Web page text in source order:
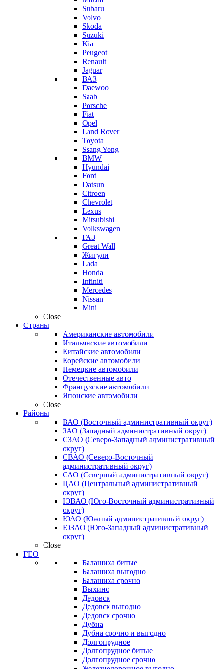
Subaru
Volvo
Skoda
Suzuki
Kia
Peugeot
Renault
Jaguar
ВАЗ
Daewoo
Saab
Porsche
Fiat
Opel
Land Rover
Toyota
Ssang Yong
BMW
Hyundai
Ford
Datsun
Citroen
Chevrolet
Lexus
Mitsubishi
Volkswagen
ГАЗ
Great Wall
Жигули
Lada
Honda
Infiniti
Mercedes
Nissan
Mini
Close
Страны
Американские автомобили
Итальянские автомобили
Китайские автомобили
Корейские автомобили
Немецкие автомобили
Отечественные авто
Французские автомобили
Японские автомобили
Close
Районы
ВАО (Восточный административный округ)
ЗАО (Западный административный округ)
СЗАО (Северо-Западный административный
округ)
СВАО (Северо-Восточный
административный округ)
САО (Северный административный округ)
ЦАО (Центральный административный
округ)
ЮВАО (Юго-Восточный административный
округ)
ЮАО (Южный административный округ)
ЮЗАО (Юго-Западный административный
округ)
Close
ГЕО
Балашиха битые
Балашиха выгодно
Балашиха срочно
Выхино
Дедовск
Дедовск выгодно
Дедовск срочно
Дубна
Дубна срочно и выгодно
Долгопрудное
Долгопрудное битые
Долгопрудное срочно